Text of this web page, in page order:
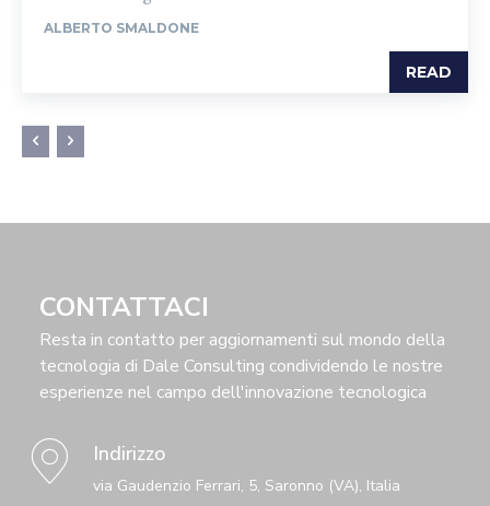
ALBERTO SMALDONE
READ
CONTATTACI
Resta in contatto per aggiornamenti sul mondo della
tecnologia di Dale Consulting condividendo le nostre
esperienze nel campo dell'innovazione tecnologica
Indirizzo
via Gaudenzio Ferrari, 5, Saronno (VA), Italia